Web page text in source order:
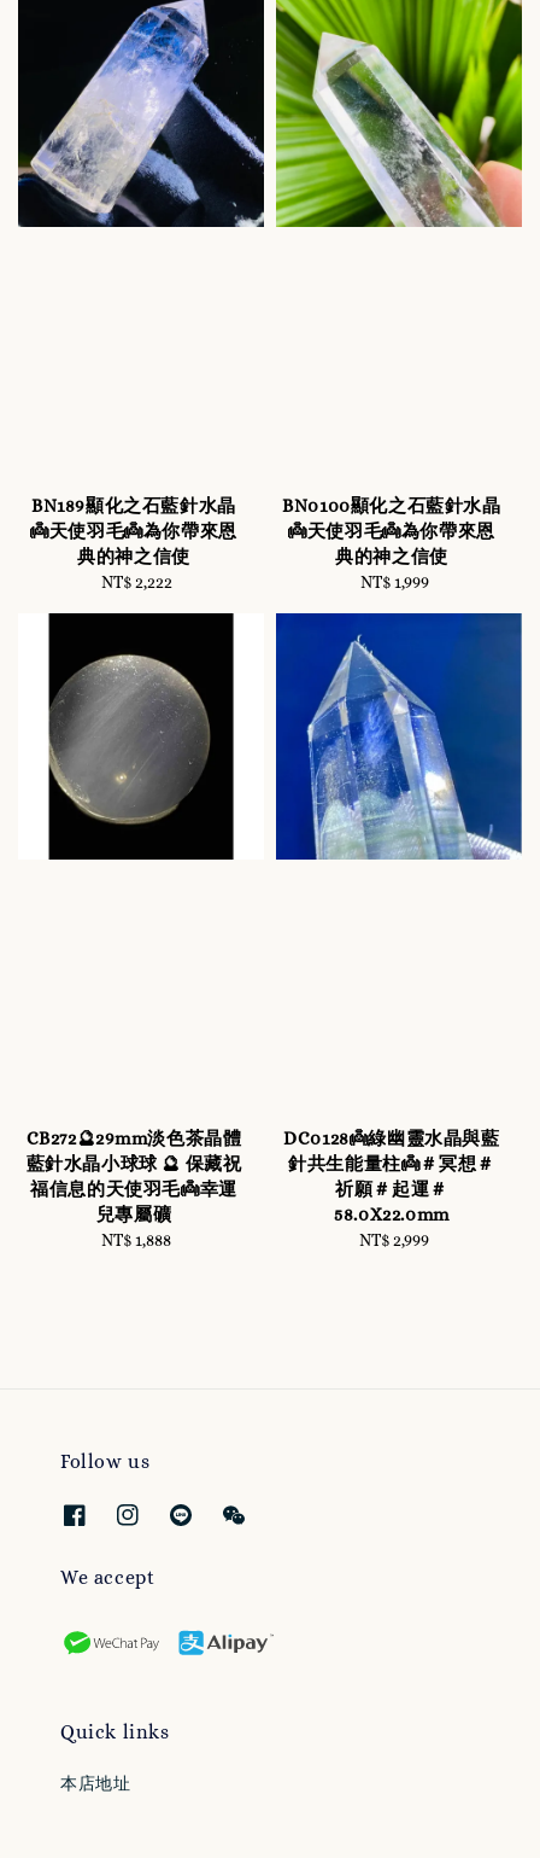
BN189顯化之石藍針水晶
👼天使羽毛👼為你帶來恩
典的神之信使
Regular
NT$ 2,222
BN0100顯化之石藍針水晶
👼天使羽毛👼為你帶來恩
典的神之信使
Regular
NT$ 1,999
CB272🔮29mm淡色茶晶體
藍針水晶小球球 🔮 保藏祝
福信息的天使羽毛👼幸運
兒專屬礦
Regular
NT$ 1,888
DC0128👼綠幽靈水晶與藍
針共生能量柱👼＃冥想＃
祈願＃起運＃
58.0X22.0mm
Regular
NT$ 2,999
Follow us
We accept
Quick links
本店地址